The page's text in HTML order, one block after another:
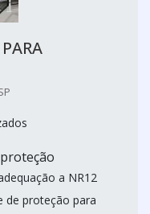
a NR12
de proteção para